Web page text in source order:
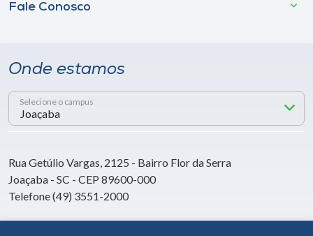
Fale Conosco
Onde estamos
Selecione o campus
Rua Getúlio Vargas, 2125 - Bairro Flor da Serra
Joaçaba - SC - CEP 89600-000
Telefone (49) 3551-2000